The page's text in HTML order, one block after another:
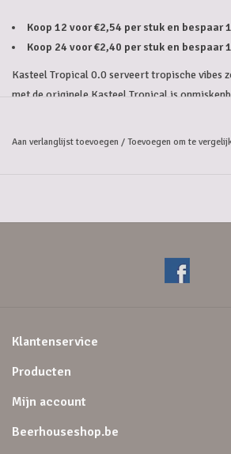
Koop 12 voor €2,54 per stuk en bespaar
Koop 24 voor €2,40 per stuk en bespaar
Kasteel Tropical 0.0 serveert tropische vibes
met de originele Kasteel Tropical is
De geur van passievrucht geeft de aanzet voor
Aan verlanglijst toevoegen / Toevoegen om te
Klantenservice
Producten
Mijn account
Beerhouseshop.be